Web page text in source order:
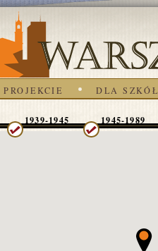
PROJEKCIE DLA SZKÓŁ
1939-1945 1945-1989